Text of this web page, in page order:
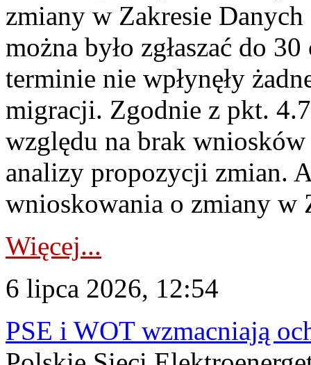
zmiany w Zakresie
można było zgłaszać do
terminie nie wpłynęły
migracji. Zgodnie z pkt.
względu na brak
analizy propozycji zmian.
wnioskowania o zmiany w
Więcej...
6 lipca 2026, 12:54
PSE i WOT wzmacniają